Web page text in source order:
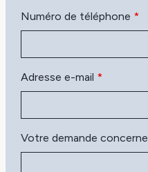
Numéro de téléphone *
Adresse e-mail *
Votre demande concerne